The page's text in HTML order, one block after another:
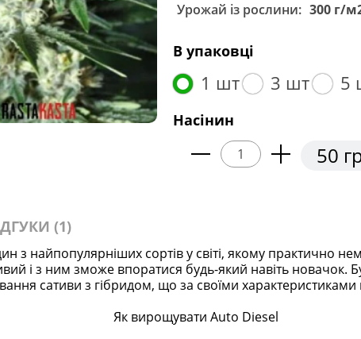
Урожай із рослини: 300 г/
В упаковці
1 шт 3 шт 5
Насінин
50
(1)
з найпопулярніших сортів у світі, якому практично
і з ним зможе впоратися будь-який навіть новачок.
сативи з гібридом, що за своїми характеристиками
Як вирощувати Auto Diesel